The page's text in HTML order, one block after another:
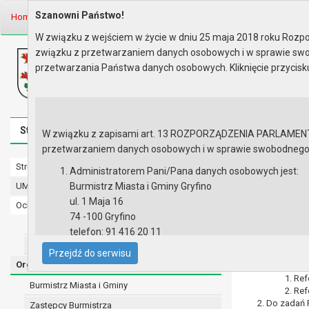
Home Organy Wydziały
Biuletyn Informacji Publicznej
Urząd Miasta i Gminy w Gryfinie
Strona główna Mapa serwisu Aktualności
Strona główna
UMiG - telefony wewnętrzne
Ochrona danych osobowych
Urząd Miasta i Gminy w Gryfinie
Straż Miejska
Organy
Burmistrz Miasta i Gminy
Zastępcy Burmistrza
WYDZIAŁ
Do zadań
Szanowni Państwo!
W związku z wejściem w życie w dniu 25 maja 2018 roku
związku z przetwarzaniem danych osobowych i w sprawie
przetwarzania Państwa danych osobowych. Kliknięcie
W związku z zapisami art. 13 ROZPORZĄDZENIA
przetwarzaniem danych osobowych i w sprawie
Administratorem Pani/Pana danych osobowych jest:
Burmistrz Miasta i Gminy Gryfino
ul. 1 Maja 16
74 -100 Gryfino
telefon: 91 416 20 11
e-mail:
burmistrz@gryfino.pl
Dane kontaktowe Inspektora Ochrony Danych:
telefon: 91 416 20 11
e-mail:iod@gryfino.pl
Przejdź do serwisu